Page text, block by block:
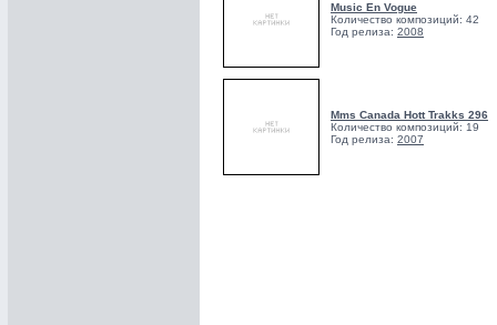
Music En Vogue
Количество композиций: 42
Год релиза: 2008
Mms Canada Hott Trakks 296
Количество композиций: 19
Год релиза: 2007